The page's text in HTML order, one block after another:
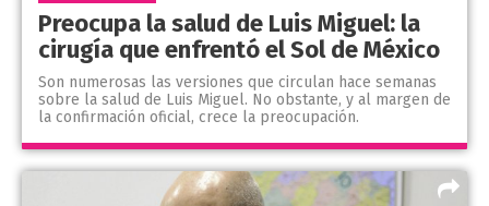
Preocupa la salud de Luis Miguel: la
cirugía que enfrentó el Sol de México
Son numerosas las versiones que circulan hace semanas
sobre la salud de Luis Miguel. No obstante, y al margen de
la confirmación oficial, crece la preocupación.